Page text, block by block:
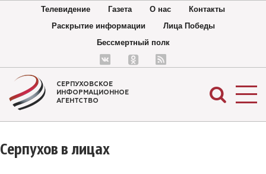
Телевидение Газета О нас
Контакты
Раскрытие информации
Лица Победы
Бессмертный полк
СЕРПУХОВСКОЕ
ИНФОРМАЦИОННОЕ
АГЕНТСТВО
Серпухов в лицах